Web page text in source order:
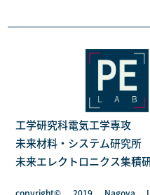
工学研究科電気工学専攻
未来材料・システム研究所
未来エレクトロニクス集積
copyright© 2019 Nagoya